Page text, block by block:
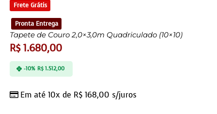
Frete Grátis
Pronta Entrega
Tapete de Couro 2,0×3,0m Quadriculado (10×10)
R$1.680,00
Em até 10x de R$ 168,00 s/juros
-10% R$1.512,00